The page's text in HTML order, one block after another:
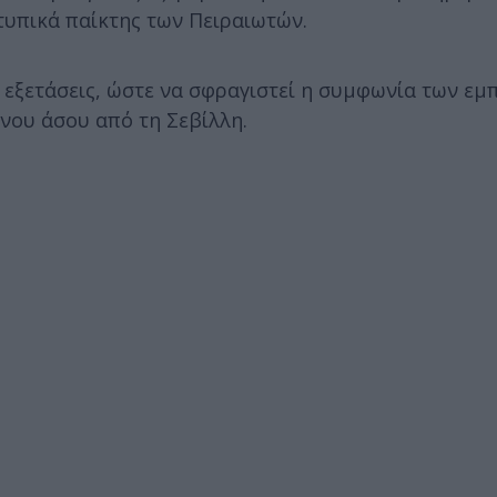
παίκτης των Πειραιωτών.
εξετάσεις, ώστε να σφραγιστεί η συμφωνία των
άσου από τη Σεβίλλη.